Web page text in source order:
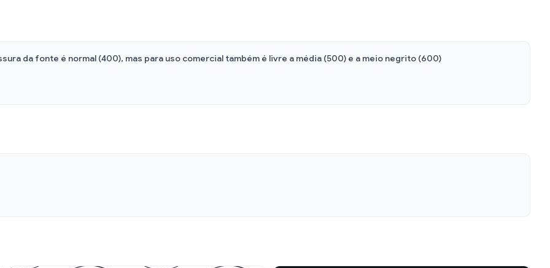
da fonte é normal (400), mas para uso comercial também é livre a média (500) e a meio negrito (600)